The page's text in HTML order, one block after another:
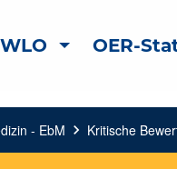
WLO OER-
- EbM chevron_right Kritische